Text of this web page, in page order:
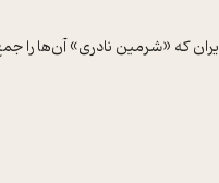
که «شرمین نادری» آن‌ها را